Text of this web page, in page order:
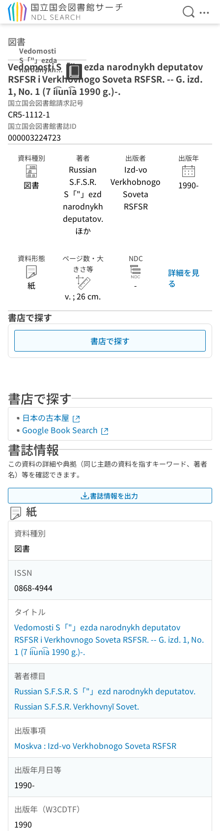
検索を
メ
図書
Vedomosti
S「"」ezda
narodnykh
deputatov
RSFSR i
Verkhovnogo
Soveta RSFSR. -
- G. izd. 1, No. 1
(7 ii͡uni͡a 1990
g.)-.
Vedomosti S「"」ezda narodnykh deputatov
RSFSR i Verkhovnogo Soveta RSFSR. -- G. izd.
1, No. 1 (7 ii͡uni͡a 1990 g.)-.
国立国会図書館請求記号
CR5-1112-1
国立国会図書館書誌ID
000003224723
資料種別
図書
著者
Russian
S.F.S.R.
S「"」ezd
narodnykh
deputatov.
ほか
出版者
Izd-vo
Verkhobnogo
Soveta
RSFSR
出版年
1990-
資料形態
紙
ページ数・大
きさ等
v. ; 26 cm.
NDC
-
詳細を見
る
書店で探す
書店で探す
書店で探す
日本の古本屋
Google Book Search
書誌情報
この資料の詳細や典拠（同じ主題の資料を指すキーワード、著者
名）等を確認できます。
書誌情報を出力
紙
資料種別
図書
ISSN
0868-4944
タイトル
Vedomosti S「"」ezda narodnykh deputatov
RSFSR i Verkhovnogo Soveta RSFSR. -- G. izd. 1, No.
1 (7 ii͡uni͡a 1990 g.)-.
著者標目
Russian S.F.S.R. S「"」ezd narodnykh deputatov.
Russian S.F.S.R. Verkhovnyĭ Sovet.
出版事項
Moskva : Izd-vo Verkhobnogo Soveta RSFSR
出版年月日等
1990-
出版年（W3CDTF）
1990